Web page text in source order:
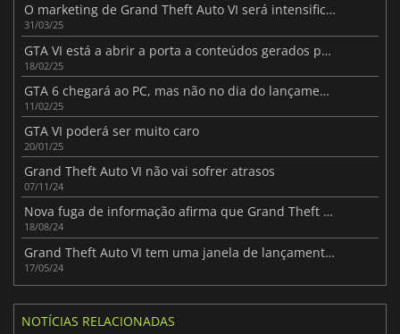
O marketing de Grand Theft Auto VI será intensificado mais perto do lançamento
31/03/25
GTA VI está a abrir a porta a conteúdos gerados pelo utilizador
18/02/25
GTA 6 chegará ao PC, mas não no dia do lançamento
11/02/25
GTA VI poderá ser muito caro
20/01/25
Grand Theft Auto VI não vai sofrer atrasos
07/11/24
Nova fuga de informação afirma que Grand Theft Auto VI tem um orçamento total de 2.000.000.000 de dólares
18/08/24
Grand Theft Auto VI tem uma janela de lançamento oficial
17/05/24
NOTÍCIAS RELACIONADAS